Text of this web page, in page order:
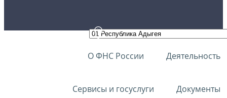
О ФНС России Деятельность
Сервисы и госуслуги Документы